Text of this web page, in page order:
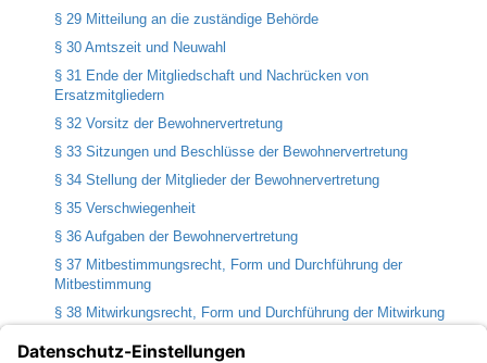
§ 29 Mitteilung an die zuständige Behörde
§ 30 Amtszeit und Neuwahl
§ 31 Ende der Mitgliedschaft und Nachrücken von
Ersatzmitgliedern
§ 32 Vorsitz der Bewohnervertretung
§ 33 Sitzungen und Beschlüsse der Bewohnervertretung
§ 34 Stellung der Mitglieder der Bewohnervertretung
§ 35 Verschwiegenheit
§ 36 Aufgaben der Bewohnervertretung
§ 37 Mitbestimmungsrecht, Form und Durchführung der
Mitbestimmung
§ 38 Mitwirkungsrecht, Form und Durchführung der Mitwirkung
§ 39 Bestellung und Aufgaben der Bewohnerfürsprecherin oder